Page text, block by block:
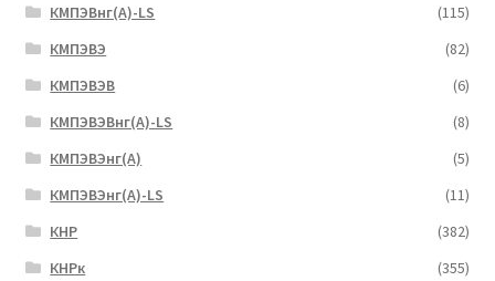
КМПЭВнг(А)-LS
(115)
КМПЭВЭ
(82)
КМПЭВЭВ
(6)
КМПЭВЭВнг(А)-LS
(8)
КМПЭВЭнг(А)
(5)
КМПЭВЭнг(А)-LS
(11)
КНР
(382)
КНРк
(355)